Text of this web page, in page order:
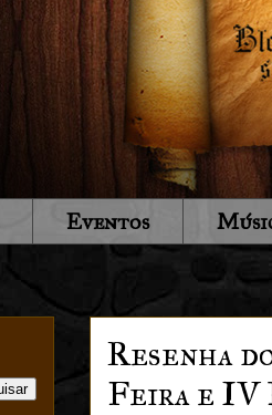
Eventos
Resenha
Feira e IV